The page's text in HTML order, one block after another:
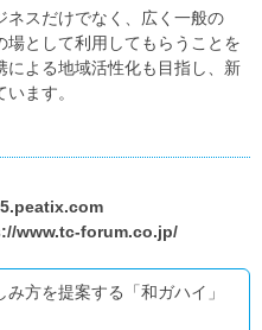
ネスだけでなく、広く一般の
として利用してもらうことを
による地域活性化も目指し、新
ます。
www.tc-forum.co.jp/
方を提案する「和ガハイ」